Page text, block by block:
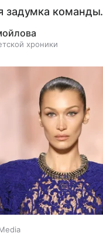
задумка команды.
хроники